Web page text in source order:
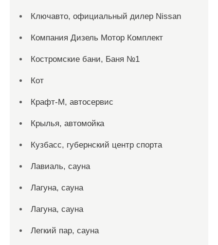
Ключавто, официальный дилер Nissan
Компания Дизель Мотор Комплект
Костромские бани, Баня №1
Кот
Крафт-М, автосервис
Крылья, автомойка
Кузбасс, губернский центр спорта
Лавиаль, сауна
Лагуна, сауна
Лагуна, сауна
Легкий пар, сауна